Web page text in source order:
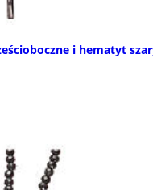
i hematyt